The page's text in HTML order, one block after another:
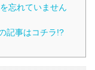
忘れていません
記事はコチラ!?